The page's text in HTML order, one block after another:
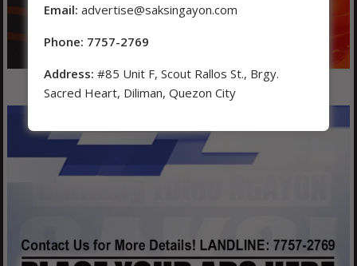
Email: advertise@saksingayon.com
Phone: 7757-2769
Address: #85 Unit F, Scout Rallos St., Brgy.
Sacred Heart, Diliman, Quezon City